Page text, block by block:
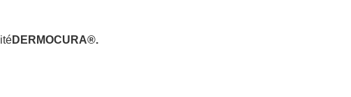
DERMOCURA®.